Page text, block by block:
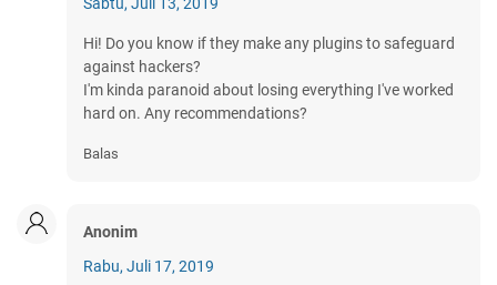
Hi! Do you know if they make any plugins to safeguard
against hackers?
I'm kinda paranoid about losing everything I've worked
hard on. Any recommendations?
Balas
Anonim
Rabu, Juli 17, 2019